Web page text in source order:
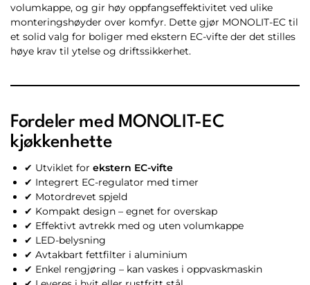
volumkappe, og gir høy oppfangseffektivitet ved ulike
monteringshøyder over komfyr. Dette gjør MONOLIT-EC til
et solid valg for boliger med ekstern EC-vifte der det stilles
høye krav til ytelse og driftssikkerhet.
Fordeler med MONOLIT-EC
kjøkkenhette
✔ Utviklet for ekstern EC-vifte
✔ Integrert EC-regulator med timer
✔ Motordrevet spjeld
✔ Kompakt design – egnet for overskap
✔ Effektivt avtrekk med og uten volumkappe
✔ LED-belysning
✔ Avtakbart fettfilter i aluminium
✔ Enkel rengjøring – kan vaskes i oppvaskmaskin